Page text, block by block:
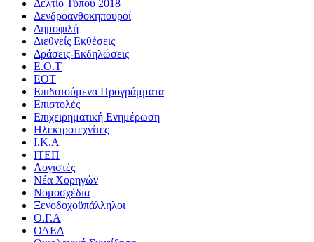
Δελτίο Τύπου 2018
Δενδροανθοκηπουροί
Δημοφιλή
Διεθνείς Εκθέσεις
Δράσεις-Εκδηλώσεις
Ε.Ο.Τ
ΕΟΤ
Επιδοτούμενα Προγράμματα
Επιστολές
Επιχειρηματική Ενημέρωση
Ηλεκτροτεχνίτες
Ι.Κ.Α
ΙΤΕΠ
Λογιστές
Νέα Χορηγών
Νομοσχέδια
Ξενοδοχοϋπάλληλοι
Ο.Γ.Α
ΟΑΕΔ